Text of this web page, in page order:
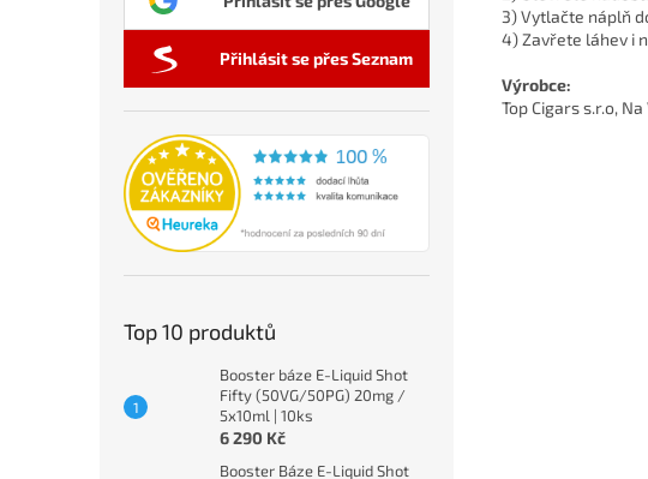
Přihlásit se přes Seznam
Top 10 produktů
Booster báze E-Liquid Shot
Fifty (50VG/50PG) 20mg /
5x10ml | 10ks
6 290 Kč
Booster Báze E-Liquid Shot
3) Vytlačte náplň
4) Zavřete láhev i
Výrobce:
Top Cigars s.r.o,